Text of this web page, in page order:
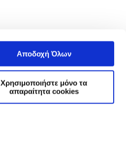
Αποδοχή Όλων
Χρησιμοποιήστε μόνο τα
απαραίτητα cookies